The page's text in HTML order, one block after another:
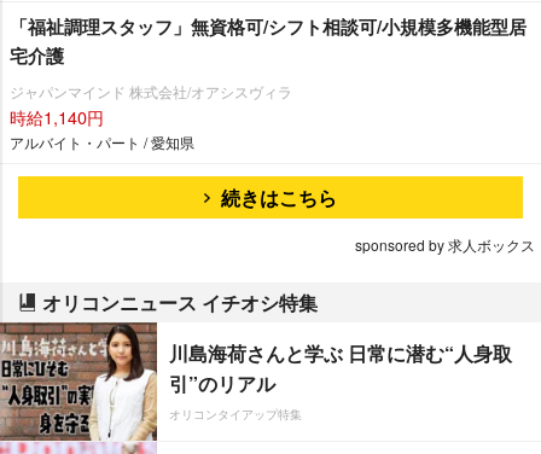
「福祉調理スタッフ」無資格可/シフト相談可/小規模多機能型居
宅介護
ジャパンマインド 株式会社/オアシスヴィラ
時給1,140円
アルバイト・パート / 愛知県
続きはこちら
sponsored by 求人ボックス
オリコンニュース イチオシ特集
川島海荷さんと学ぶ 日常に潜む“人身取
引”のリアル
オリコンタイアップ特集